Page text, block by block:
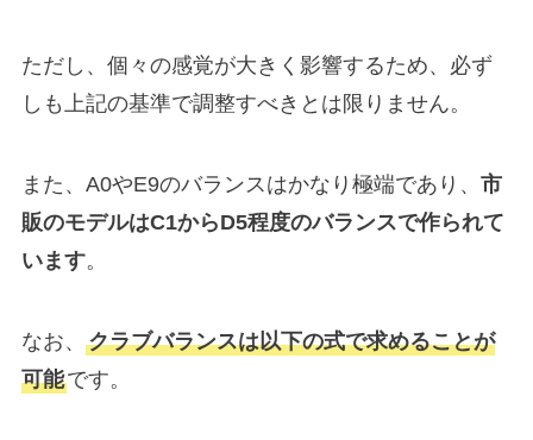
ただし、個々の感覚が大きく影響するため、必ず
しも上記の基準で調整すべきとは限りません。
また、A0やE9のバランスはかなり極端であり、 市
販のモデルはC1からD5程度のバランスで作られて
います。
なお、 クラブバランスは以下の式で求めることが
可能です。